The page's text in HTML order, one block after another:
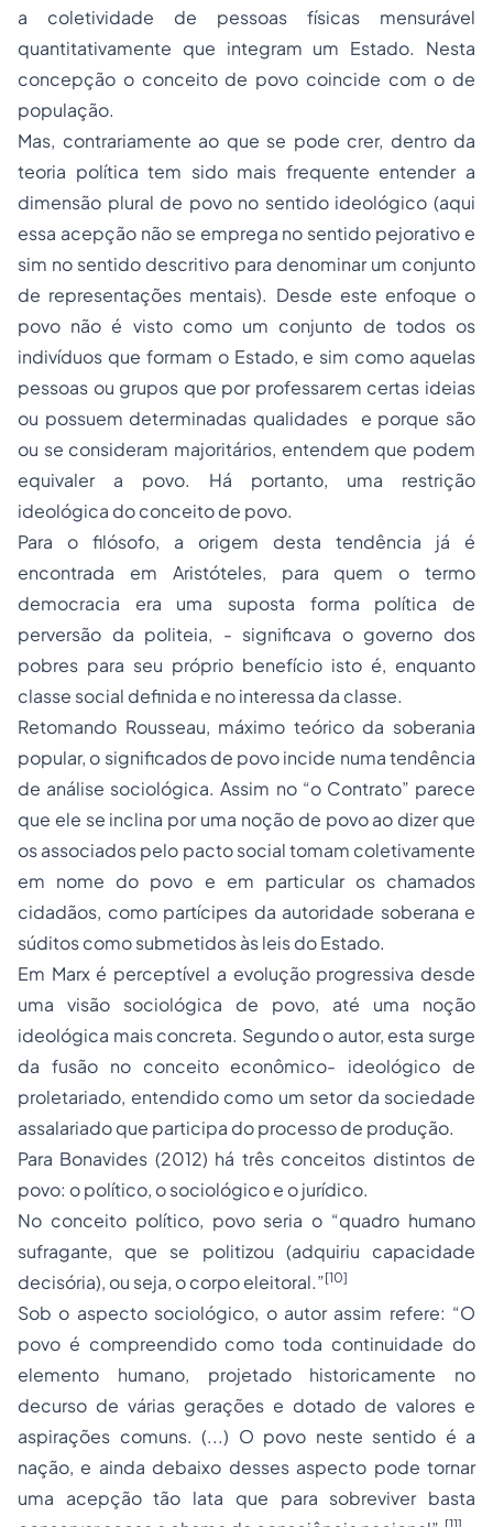
a coletividade de pessoas físicas mensurável
quantitativamente que integram um Estado. Nesta
concepção o conceito de povo coincide com o de
população.
Mas, contrariamente ao que se pode crer, dentro da
teoria política tem sido mais frequente entender a
dimensão plural de povo no sentido ideológico (aqui
essa acepção não se emprega no sentido pejorativo e
sim no sentido descritivo para denominar um conjunto
de representações mentais). Desde este enfoque o
povo não é visto como um conjunto de todos os
indivíduos que formam o Estado, e sim como aquelas
pessoas ou grupos que por professarem certas ideias
ou possuem determinadas qualidades e porque são
ou se consideram majoritários, entendem que podem
equivaler a povo. Há portanto, uma restrição
ideológica do conceito de povo.
Para o filósofo, a origem desta tendência já é
encontrada em Aristóteles, para quem o termo
democracia era uma suposta forma política de
perversão da politeia, - significava o governo dos
pobres para seu próprio benefício isto é, enquanto
classe social definida e no interessa da classe.
Retomando Rousseau, máximo teórico da soberania
popular, o significados de povo incide numa tendência
de análise sociológica. Assim no “o Contrato” parece
que ele se inclina por uma noção de povo ao dizer que
os associados pelo pacto social tomam coletivamente
em nome do povo e em particular os chamados
cidadãos, como partícipes da autoridade soberana e
súditos como submetidos às leis do Estado.
Em Marx é perceptível a evolução progressiva desde
uma visão sociológica de povo, até uma noção
ideológica mais concreta. Segundo o autor, esta surge
da fusão no conceito econômico- ideológico de
proletariado, entendido como um setor da sociedade
assalariado que participa doprocessode produção.
Para Bonavides (2012) há três conceitos distintos de
povo: o político, o sociológico e o jurídico.
No conceito político, povo seria o “quadro humano
sufragante, que se politizou (adquiriu capacidade
decisória), ou seja, o corpo eleitoral.”[10]
Sob o aspecto sociológico, o autor assim refere: “O
povo é compreendido como toda continuidade do
elemento humano, projetado historicamente no
decurso de várias gerações e dotado de valores e
aspirações comuns. (...) O povo neste sentido é a
nação, e ainda debaixo desses aspecto pode tornar
uma acepção tão lata que para sobreviver basta